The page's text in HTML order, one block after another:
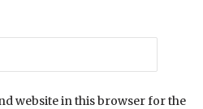
website in this browser for the